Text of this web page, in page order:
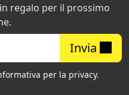
regalo per il prossimo
Invia
per la privacy.